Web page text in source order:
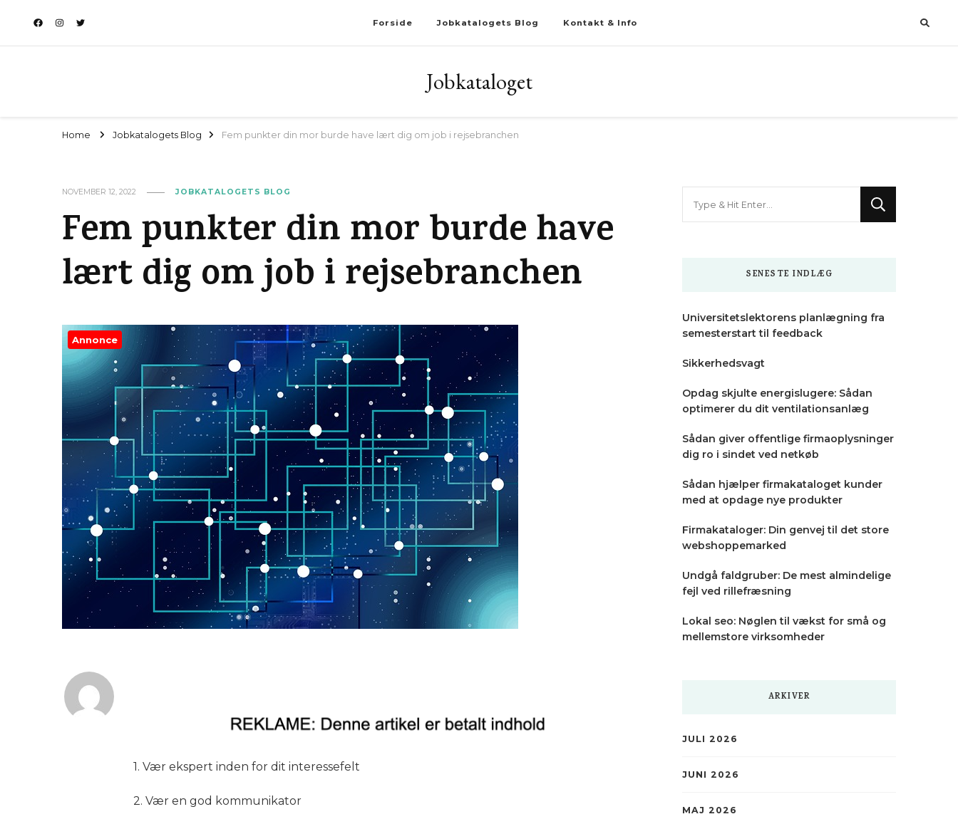
Forside Jobkatalogets Blog Kontakt & Info
Jobkataloget
Home Jobkatalogets Blog Fem punkter din mor burde have lært dig om job i rejsebranchen
NOVEMBER 12, 2022 JOBKATALOGETS BLOG
Fem punkter din mor burde have
lært dig om job i rejsebranchen
Annonce
1. Vær ekspert inden for dit interessefelt
2. Vær en god kommunikator
SENESTE INDLÆG
Universitetslektorens planlægning fra
semesterstart til feedback
Sikkerhedsvagt
Opdag skjulte energislugere: Sådan
optimerer du dit ventilationsanlæg
Sådan giver offentlige firmaoplysninger
dig ro i sindet ved netkøb
Sådan hjælper firmakataloget kunder
med at opdage nye produkter
Firmakataloger: Din genvej til det store
webshoppemarked
Undgå faldgruber: De mest almindelige
fejl ved rillefræsning
Lokal seo: Nøglen til vækst for små og
mellemstore virksomheder
ARKIVER
JULI 2026
JUNI 2026
MAJ 2026